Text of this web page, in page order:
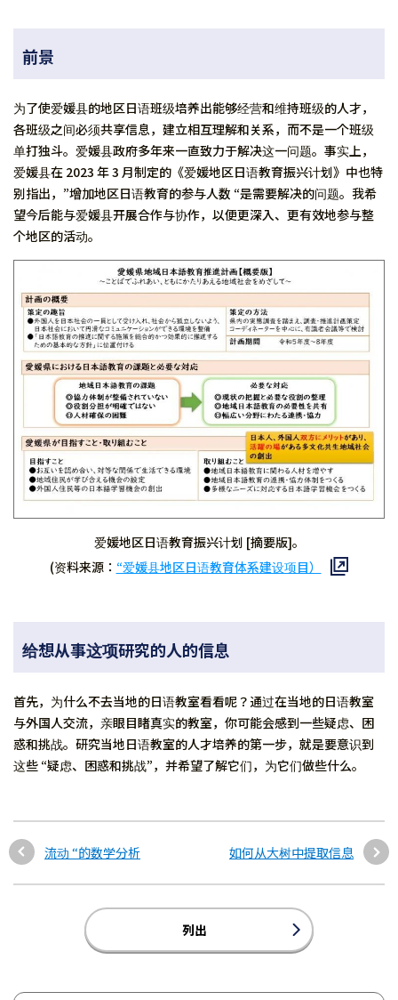
前景
为了使爱媛县的地区日语班级培养出能够经营和维持班级的人才，
各班级之间必须共享信息，建立相互理解和关系，而不是一个班级
单打独斗。爱媛县政府多年来一直致力于解决这一问题。事实上，
爱媛县在 2023 年 3 月制定的《爱媛地区日语教育振兴计划》中也特
别指出，”增加地区日语教育的参与人数 “是需要解决的问题。我希
望今后能与爱媛县开展合作与协作，以便更深入、更有效地参与整
个地区的活动。
爱媛地区日语教育振兴计划 [摘要版]。
(资料来源： “爱媛县地区日语教育体系建设项目）
给想从事这项研究的人的信息
首先，为什么不去当地的日语教室看看呢？通过在当地的日语教室
与外国人交流，亲眼目睹真实的教室，你可能会感到一些疑虑、困
惑和挑战。研究当地日语教室的人才培养的第一步，就是要意识到
这些 “疑虑、困惑和挑战”，并希望了解它们，为它们做些什么。
流动 “的数学分析 如何从大树中提取信息
列出